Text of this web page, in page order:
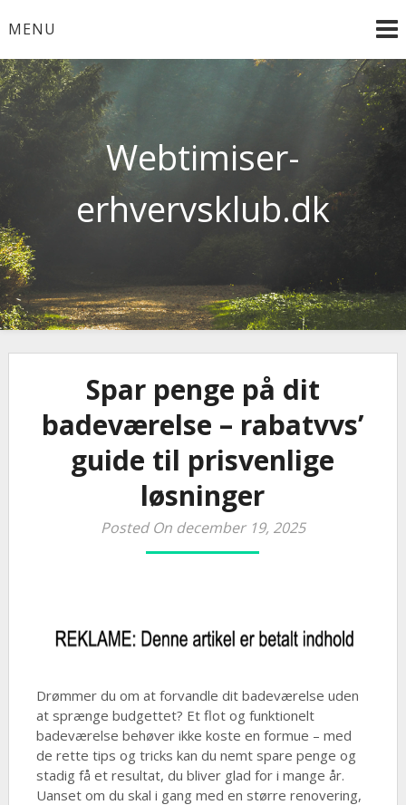
toMENU
Webtimiser-
erhvervsklub.dk
Spar penge på dit
badeværelse – rabatvvs’
guide til prisvenlige
løsninger
Posted On december 19, 2025
Drømmer du om at forvandle dit badeværelse uden
at sprænge budgettet? Et flot og funktionelt
badeværelse behøver ikke koste en formue – med
de rette tips og tricks kan du nemt spare penge og
stadig få et resultat, du bliver glad for i mange år.
Uanset om du skal i gang med en større renovering,